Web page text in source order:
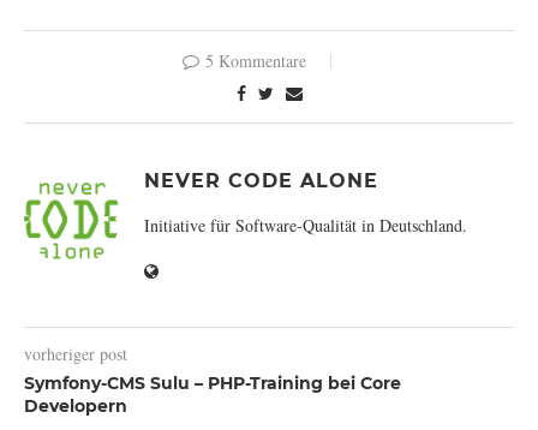
5 Kommentare
NEVER CODE ALONE
Initiative für Software-Qualität in Deutschland.
vorheriger post
Symfony-CMS Sulu – PHP-Training bei Core
Developern